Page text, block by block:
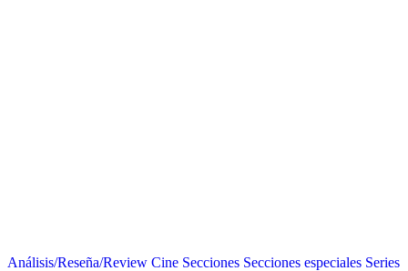
Análisis/Reseña/Review Cine Secciones Secciones especiales Series